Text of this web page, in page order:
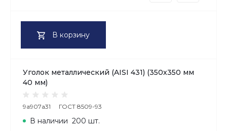
В корзину
Уголок металлический (AISI 431) (350х350 мм
40 мм)
9a907a31 ГОСТ 8509-93
В наличии 200 шт.